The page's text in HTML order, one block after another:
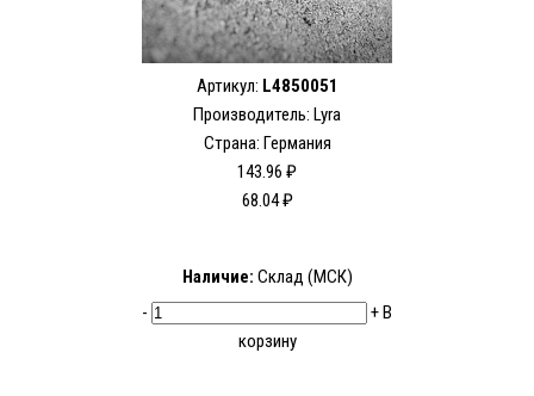
Артикул: L4850051
Производитель: Lyra
Страна: Германия
143.96 ₽
68.04 ₽
Наличие: Склад (МСК)
-
+В
корзину